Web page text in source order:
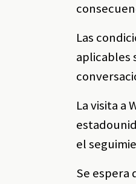
Las
aplicables
La visita a
el
Se espera